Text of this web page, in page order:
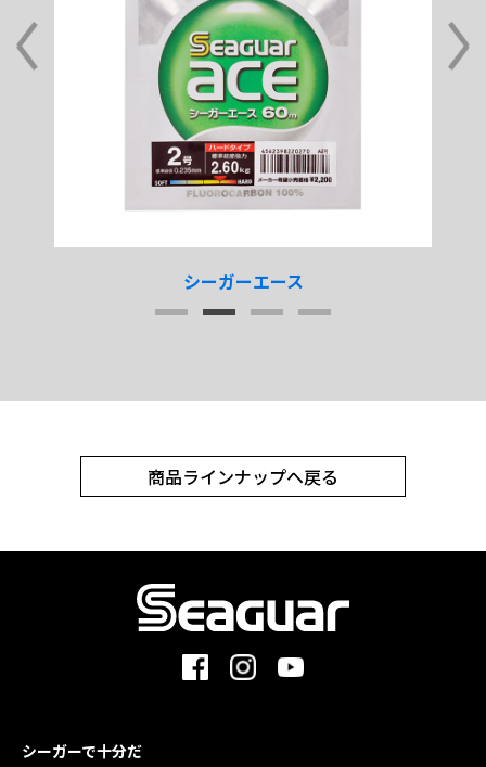
シーガーエース
商品ラインナップへ戻る
シーガーで十分だ